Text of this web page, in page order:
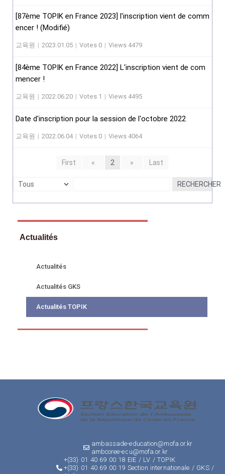
[87ème TOPIK en France 2023] l'inscription vient de comm
encer ! (Modifié)
교육원 | 2023.01.05 | Votes 0 | Views 4479
[84ème TOPIK en France 2022] L'inscription vient de com
mencer !
교육원 | 2022.06.20 | Votes 1 | Views 4495
Date d'inscription pour la session de l'octobre 2022
교육원 | 2022.06.04 | Votes 0 | Views 4064
First « 2 » Last
RECHERCHER
Actualités
Actualités
Actualités GKS
Actualités TOPIK
ambassade-education@mofa.or.kr
ambcoree-edu@mofa.or.kr
+(33) 01 40 69 00 18 EIE / LV / TOPIK
+(33) 01 40 69 00 19 Section internationale / GKS /